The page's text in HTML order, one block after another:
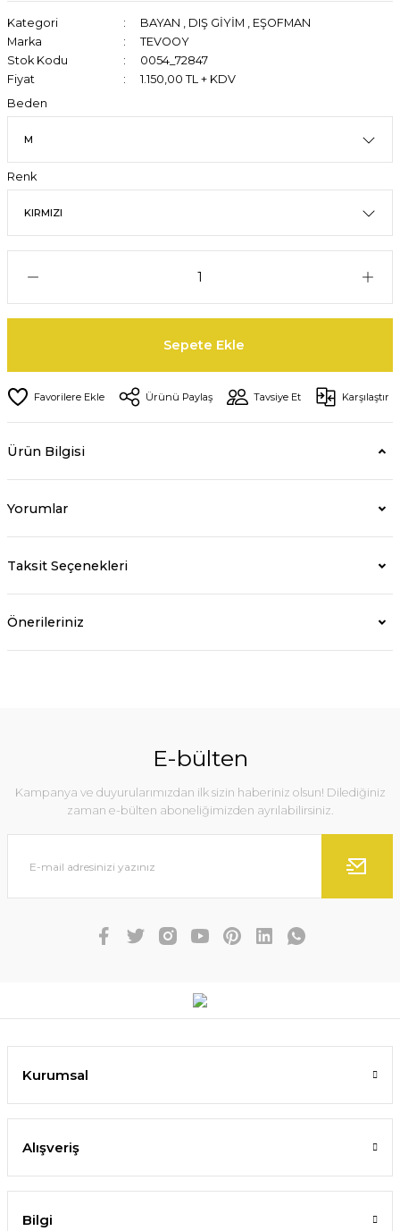
Kategori BAYAN , DIŞ GİYİM , EŞOFMAN
Marka
TEVOOY
Stok Kodu
0054_72847
Fiyat
1.150,00 TL + KDV
Beden
Renk
Sepete Ekle
Ürünü Paylaş Tavsiye Et Karşılaştır
Ürün Bilgisi
Yorumlar
Taksit Seçenekleri
Önerileriniz
E-bülten
Kampanya ve duyurularımızdan ilk sizin haberiniz olsun! Dilediğiniz
zaman e-bülten aboneliğimizden ayrılabilirsiniz.
Kurumsal
Alışveriş
Bilgi